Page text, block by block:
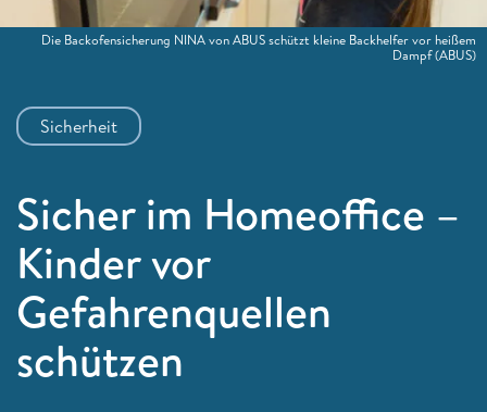
Sicherheit
Sicher im Homeoffice –
Kinder vor
Gefahrenquellen
schützen
Die Backofensicherung NINA von ABUS schützt kleine Backhelfer vor heißem
Dampf(ABUS)